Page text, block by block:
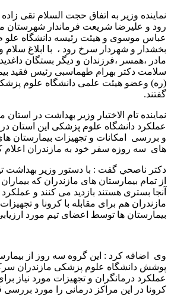
نماینده وزیر به اتفاق حجت السلام تقی
رود و علیرضا شریعت فرماندار شهرستان
عباس موسوی و هیئت رئیسه دانشگاه علو
بخشدار و شهردار سرخ رود ، با ابلاغ سلام
مادر ،همسر ،فرزندان و دیگر بستگان
سلامت دکتر بهرام طهماسبی رئیس فقید
(ره) وعضو هیئت علمی دانشگاه علوم
گفتند.
نماینده تام الاختیار وزیر بهداشت در استان
عملکرد دانشگاه علوم پزشکی این استان در
و بررسی امکانات و تجهیزات بیمارستان های
های سه روزه سفر خود به مازندران اعلام
آنجا بستری هستند بازدید می کنند و
مازندران هم برای مقابله با کرونا و
بیمارستان ها توسط اعضای تیم مورد
وی اضافه کرد : این گروه سه روز از
پوشش دانشگاه علوم پزشکی مازندران
عملکرد درمانگران و تجهیزات مورد نیاز
کرونا در این مراکز درمانی را مورد بررسی